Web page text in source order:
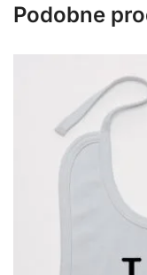
Podobne